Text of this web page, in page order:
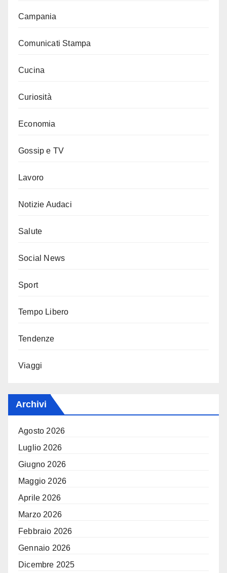
Campania
Comunicati Stampa
Cucina
Curiosità
Economia
Gossip e TV
Lavoro
Notizie Audaci
Salute
Social News
Sport
Tempo Libero
Tendenze
Viaggi
Archivi
Agosto 2026
Luglio 2026
Giugno 2026
Maggio 2026
Aprile 2026
Marzo 2026
Febbraio 2026
Gennaio 2026
Dicembre 2025